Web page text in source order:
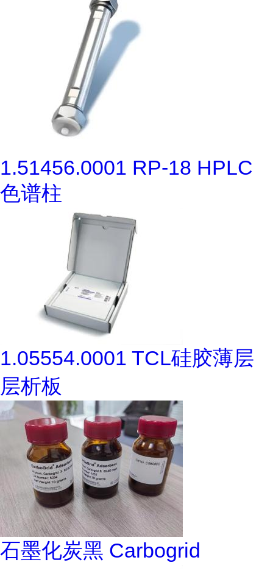
1.51456.0001 RP-18 HPLC
色谱柱
1.05554.0001 TCL硅胶薄层
层析板
石墨化炭黑 Carbogrid